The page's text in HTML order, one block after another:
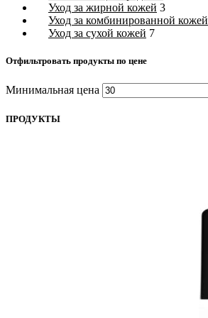
Уход за жирной кожей 3
Уход за комбинированной кожей
Уход за сухой кожей 7
Отфильтровать продукты по цене
Минимальная цена
ПРОДУКТЫ